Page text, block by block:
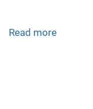
Read more